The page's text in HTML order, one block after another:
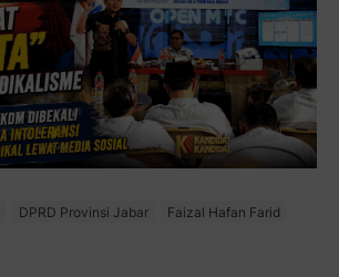
DPRD Provinsi Jabar
Faizal Hafan Farid